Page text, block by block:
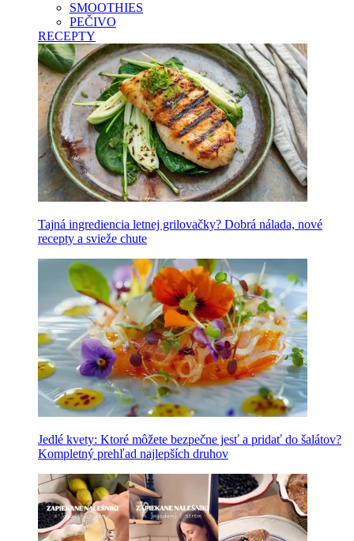
SMOOTHIES
PEČIVO
RECEPTY
Tajná ingrediencia letnej grilovačky? Dobrá nálada, nové
recepty a svieže chute
Jedlé kvety: Ktoré môžete bezpečne jesť a pridať do šalátov?
Kompletný prehľad najlepších druhov